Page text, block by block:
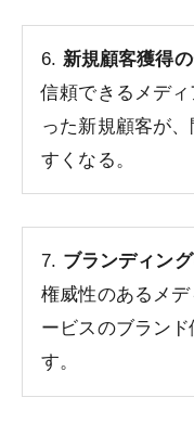
6. 新規顧客獲得
信頼できるメデ
った新規顧客が
すくなる。
7. ブランディン
権威性のあるメ
ービスのブラン
す。